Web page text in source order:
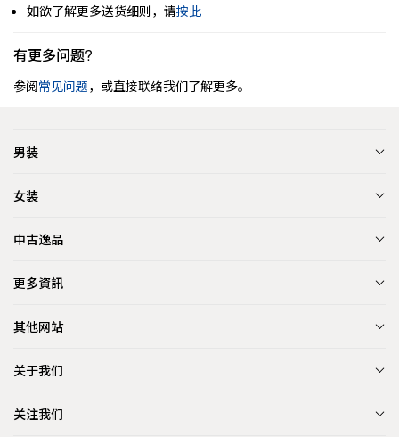
如欲了解更多送货细则，请按此
有更多问题?
参阅常见问题，或直接联络我们了解更多。
男装
女装
中古逸品
更多資訊
其他网站
关于我们
关注我们